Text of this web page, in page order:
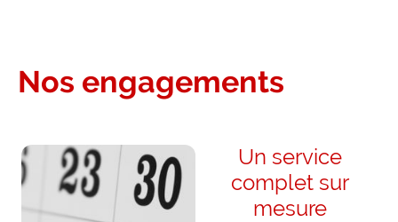
Nos engagements
Un service
complet sur
mesure